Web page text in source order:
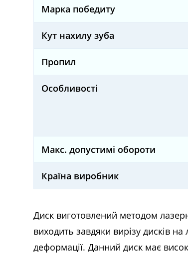
Марка победиту
Кут нахилу зуба
Пропил
Особливості
Макс. допустимі обороти
Країна виробник
Диск виготовлений методом
виходить завдяки вирізу дисків
деформації. Данний диск має